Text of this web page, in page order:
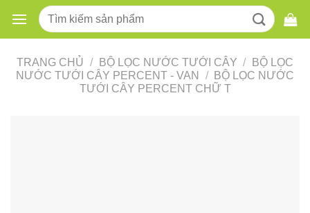
content
Tìm
kiếm:
TRANG CHỦ / BỘ LỌC NƯỚC TƯỚI CÂY /
BỘ LỌC
NƯỚC TƯỚI CÂY PERCENT - VAN
/
BỘ LỌC NƯỚC
TƯỚI CÂY PERCENT CHỮ T